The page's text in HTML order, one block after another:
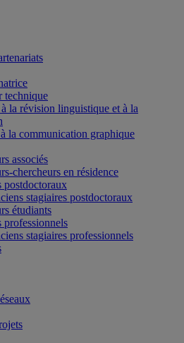
technique
la révision linguistique et à la
la communication graphique
associés
chercheurs en résidence
postdoctoraux
stagiaires postdoctoraux
étudiants
professionnels
stagiaires professionnels